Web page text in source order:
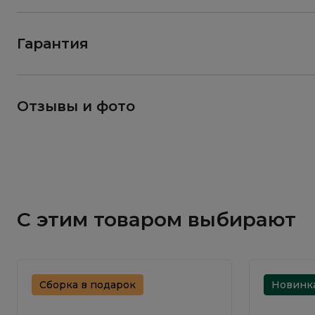
Гарантия
Отзывы и фото
С этим товаром выбирают
Сборка в подарок